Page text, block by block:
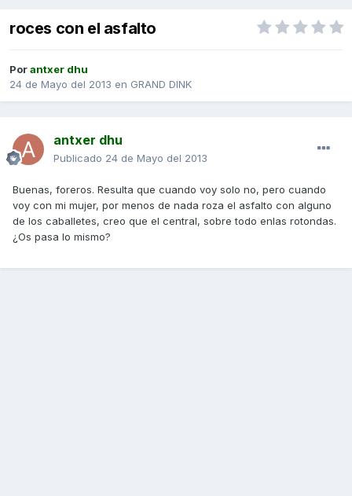
roces con el asfalto
Porantxer dhu
24 de Mayo del 2013 en GRAND DINK
antxer dhu
Publicado 24 de Mayo del 2013
Buenas, foreros. Resulta que cuando voy solo no, pero cuando
voy con mi mujer, por menos de nada roza el asfalto con alguno
de los caballetes, creo que el central, sobre todo enlas rotondas.
¿Os pasa lo mismo?